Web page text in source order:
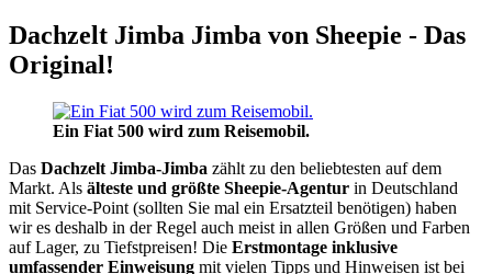
Dachzelt Jimba Jimba von Sheepie - Das
Original!
Ein Fiat 500 wird zum Reisemobil.
Das Dachzelt Jimba-Jimba zählt zu den beliebtesten auf dem
Markt. Als älteste und größte Sheepie-Agentur in Deutschland
mit Service-Point (sollten Sie mal ein Ersatzteil benötigen) haben
wir es deshalb in der Regel auch meist in allen Größen und Farben
auf Lager, zu Tiefstpreisen! Die Erstmontage inklusive
umfassender Einweisung mit vielen Tipps und Hinweisen ist bei